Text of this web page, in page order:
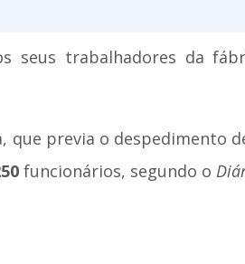
seus trabalhadores da
que previa o despedimento
funcionários, segundo o